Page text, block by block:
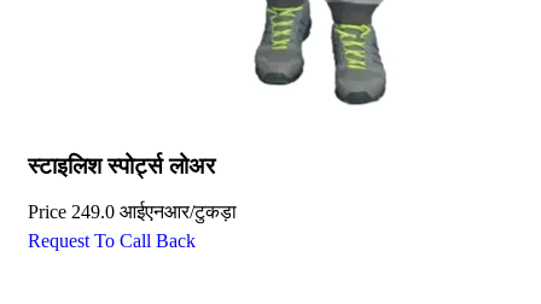
स्टाइलिश स्पोर्ट्स लोअर
Price 249.0 आईएनआर/टुकड़ा
Request To Call Back